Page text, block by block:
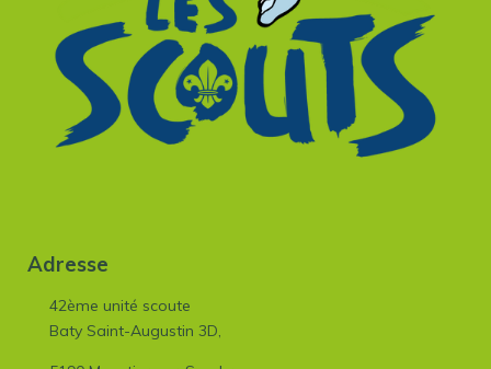
Adresse
42ème unité scoute
Baty Saint-Augustin 3D,